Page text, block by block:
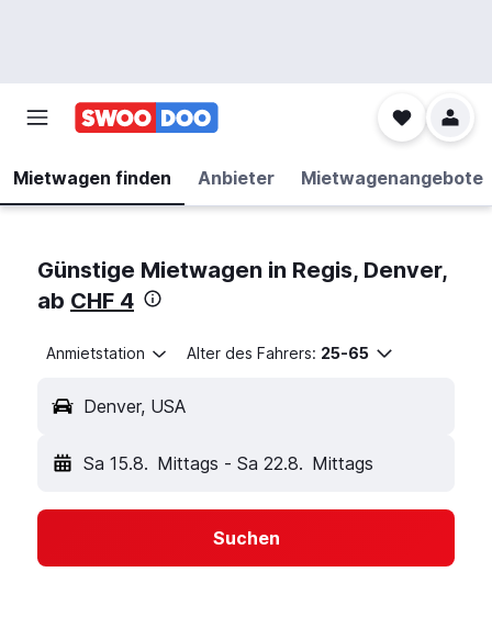
Mietwagen finden Anbieter Mietwagenangebote
Günstige Mietwagen in Regis, Denver,
ab CHF 4
Anmietstation Alter des Fahrers: 25-65
Denver, USA
Sa 15.8. Mittags - Sa 22.8. Mittags
Suchen